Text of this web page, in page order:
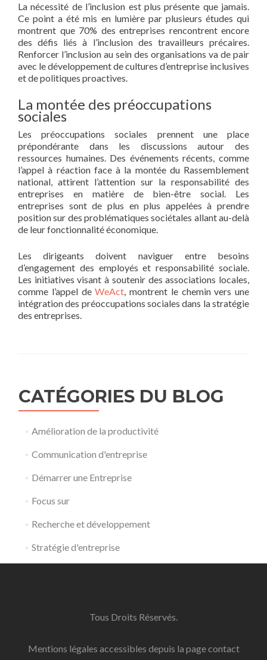
La nécessité de l’inclusion est plus présente que jamais.
Ce point a été mis en lumière par plusieurs études qui
montrent que 70% des entreprises rencontrent encore
des défis liés à l’inclusion des travailleurs précaires.
Renforcer l’inclusion au sein des organisations va de pair
avec le développement de cultures d’entreprise inclusives
et de politiques proactives.
La montée des préoccupations
sociales
Les préoccupations sociales prennent une place
prépondérante dans les discussions autour des
ressources humaines. Des événements récents, comme
l’appel à réaction face à la montée du Rassemblement
national, attirent l’attention sur la responsabilité des
entreprises en matière de bien-être social. Les
entreprises sont de plus en plus appelées à prendre
position sur des problématiques sociétales allant au-delà
de leur fonctionnalité économique.
Les dirigeants doivent naviguer entre besoins
d’engagement des employés et responsabilité sociale.
Les initiatives visant à soutenir des associations locales,
comme l’appel deWeAct, montrent le chemin vers une
intégration des préoccupations sociales dans la stratégie
des entreprises.
CATÉGORIES DU BLOG
Amélioration de la productivité
Communication d'entreprise
Démarrer une Entreprise
Focus sur
Recherche et développement
Stratégie d'entreprise
Tous Droits Réservés.
Mentions légales accessibles depuis la page contact